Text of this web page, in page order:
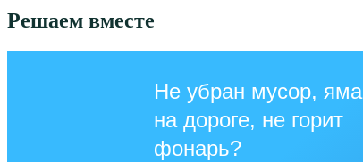
Решаем вместе
Не убран мусор, яма
на дороге, не горит
фонарь?